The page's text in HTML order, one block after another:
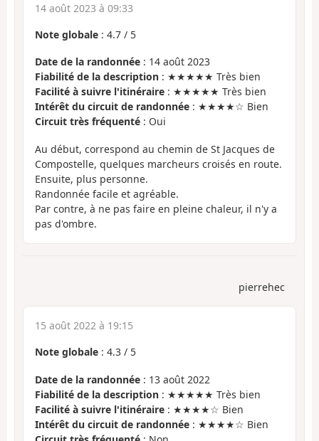
14 août 2023 à 09:33
Note globale : 4.7 / 5
Date de la randonnée : 14 août 2023
Fiabilité de la description : ★★★★★ Très bien
Facilité à suivre l'itinéraire : ★★★★★ Très bien
Intérêt du circuit de randonnée : ★★★★☆ Bien
Circuit très fréquenté : Oui
Au début, correspond au chemin de St Jacques de
Compostelle, quelques marcheurs croisés en route.
Ensuite, plus personne.
Randonnée facile et agréable.
Par contre, à ne pas faire en pleine chaleur, il n'y a
pas d'ombre.
pierrehec
15 août 2022 à 19:15
Note globale : 4.3 / 5
Date de la randonnée : 13 août 2022
Fiabilité de la description : ★★★★★ Très bien
Facilité à suivre l'itinéraire : ★★★★☆ Bien
Intérêt du circuit de randonnée : ★★★★☆ Bien